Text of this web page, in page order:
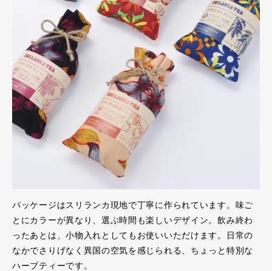
パッケージはスリランカ現地で丁寧に作られています。味ご
とにカラーが異なり、選ぶ時間も楽しいデザイン。飲み終わ
ったあとは、小物入れとしてもお使いいただけます。日常の
なかでさりげなく異国の空気を感じられる、ちょっと特別な
ハーブティーです。